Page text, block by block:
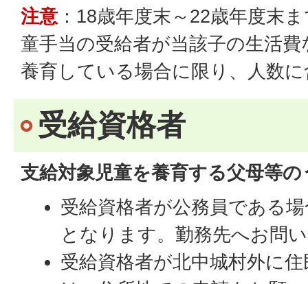
注意 ：18歳年度末～22歳年度末
童手当の受給者が当該子の生活
養育している場合に限り、人数
受給資格者
支給対象児童を養育する父母等
受給資格者が公務員である
となります。勤務先へお問
受給資格者が北中城村外に